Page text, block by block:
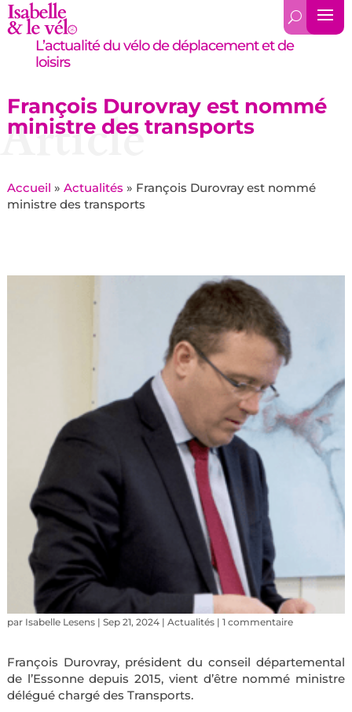
L’actualité du vélo de déplacement et de
loisirs
François Durovray est nommé
ministre des transports
Article
Accueil » Actualités » François Durovray est nommé
ministre des transports
par Isabelle Lesens| Sep 21, 2024| Actualités| 1 commentaire
François Durovray, président du conseil départemental
de l’Essonne depuis 2015, vient d’être nommé ministre
délégué chargé des Transports.